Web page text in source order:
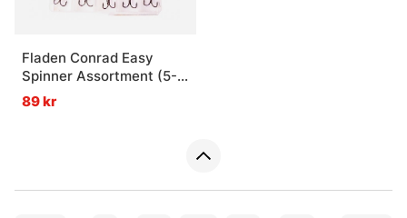
Fladen Conrad Easy
Spinner Assortment (5-
pack) - 5g
89 kr